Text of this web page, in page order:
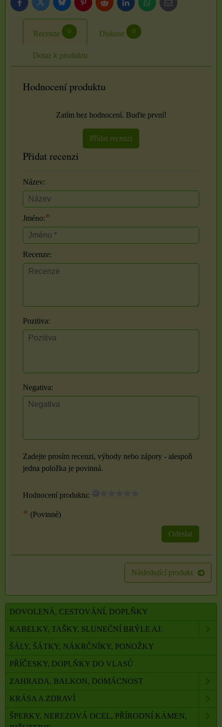
FacebookTwitter BlueskyPinterestReddit LinkedInWhatsApp
E-
mail
Recenze 0 Diskuse 0
Dotaz k produktu
Hodnocení produktu
Zatím bez hodnocení. Buďte první!
Přidat recenzi
Přidat recenzi
Název:
Jméno:*
Recenze:
Pozitiva:
Negativa:
Zadejte prosím recenzi, výhody nebo zápory - alespoň
jedna položka je povinná.
Hodnocení produktu:
* (Povinné)
Odeslat
Následující produkt
DOVOLENÁ, CESTOVÁNÍ, DOPLŇKY
KABELKY, TAŠKY, SLUNEČNÍ BRÝLE AJ.
ŠÁLY, ŠÁTKY, NÁKRČNÍKY, PONOŽKY
PŘÍČESKY, DOPLŇKY DO VLASŮ
ZAHRADA, BALKON, DOMÁCNOST
KRÁSA A ZDRAVÍ
ŠPERKY, NEREZOVÁ OCEL, PŘÍRODNÍ KÁMEN,